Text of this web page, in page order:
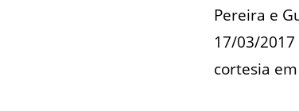
Pereira e
17/03/
cortesia